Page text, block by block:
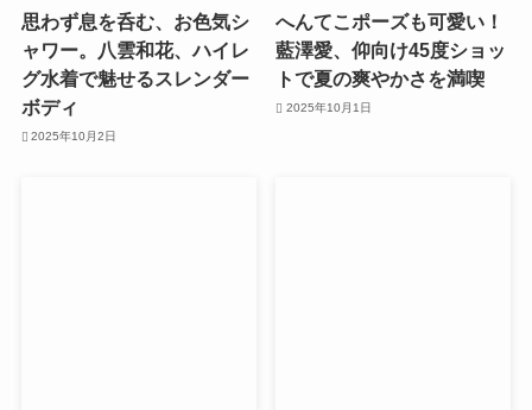
思わず息を呑む、お色気シ
ャワー。八雲和花、ハイレ
グ水着で魅せるスレンダー
ボディ
2025年10月2日
へんてこポーズも可愛い！
藍澤愛、仰向け45度ショッ
トで夏の爽やかさを満喫
2025年10月1日